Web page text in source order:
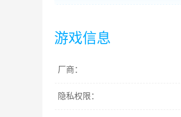
游戏信息
厂商：
隐私权限：